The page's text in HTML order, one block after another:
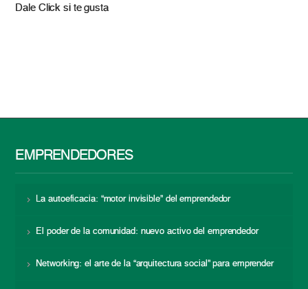
Dale Click si te gusta
EMPRENDEDORES
La autoeficacia: “motor invisible” del emprendedor
El poder de la comunidad: nuevo activo del emprendedor
Networking: el arte de la “arquitectura social” para emprender